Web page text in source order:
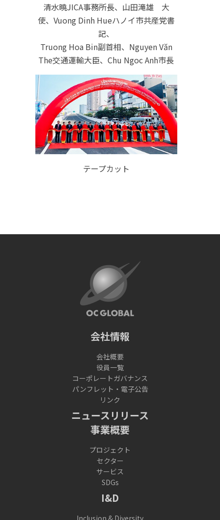
清水曉JICA事務所長、山田滝雄 大
使、Vuong Dinh Hueハノイ市共産党書
記、
Truong Hoa Bin副首相、Nguyen Văn
The交通運輸大臣、Chu Ngoc Anh市長
テープカット
会社情報
会社概要
役員一覧
コーポレートガバナンス
パンフレット・電子公告
リンク
ニュースリリース
事業概要
プロジェクト
セクター
サービス
SDGs
I&D
Inclusion & Diversity